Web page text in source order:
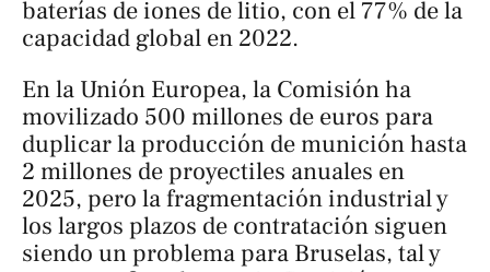
baterías de iones de litio, con el 77% de la
capacidad global en 2022.
En la Unión Europea, la Comisión ha
movilizado 500 millones de euros para
duplicar la producción de munición hasta
2 millones de proyectiles anuales en
2025, pero la fragmentación industrial y
los largos plazos de contratación siguen
siendo un problema para Bruselas, tal y